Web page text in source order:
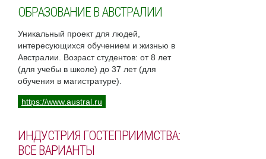
ОБРАЗОВАНИЕ В АВСТРАЛИИ
Уникальный проект для людей,
интересующихся обучением и жизнью в
Австралии. Возраст студентов: от 8 лет
(для учебы в школе) до 37 лет (для
обучения в магистратуре).
https://www.austral.ru
ИНДУСТРИЯ ГОСТЕПРИИМСТВА:
ВСЕ ВАРИАНТЫ